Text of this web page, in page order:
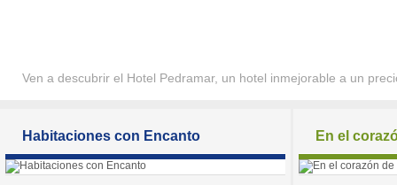
Ven a descubrir el Hotel Pedramar, un hotel inmejorable a un
Habitaciones con Encanto En el